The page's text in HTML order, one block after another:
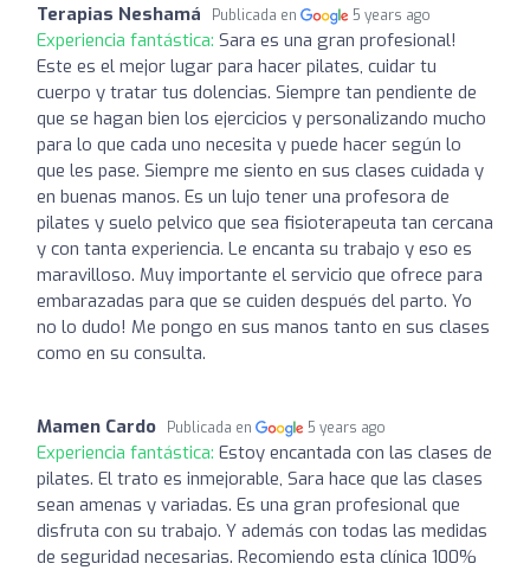
Terapias Neshamá Publicada en 5 years ago
Experiencia fantástica: Sara es una gran profesional!
Este es el mejor lugar para hacer pilates, cuidar tu
cuerpo y tratar tus dolencias. Siempre tan pendiente de
que se hagan bien los ejercicios y personalizando mucho
para lo que cada uno necesita y puede hacer según lo
que les pase. Siempre me siento en sus clases cuidada y
en buenas manos. Es un lujo tener una profesora de
pilates y suelo pelvico que sea fisioterapeuta tan cercana
y con tanta experiencia. Le encanta su trabajo y eso es
maravilloso. Muy importante el servicio que ofrece para
embarazadas para que se cuiden después del parto. Yo
no lo dudo! Me pongo en sus manos tanto en sus clases
como en su consulta.
Mamen Cardo Publicada en 5 years ago
Experiencia fantástica: Estoy encantada con las clases de
pilates. El trato es inmejorable, Sara hace que las clases
sean amenas y variadas. Es una gran profesional que
disfruta con su trabajo. Y además con todas las medidas
de seguridad necesarias. Recomiendo esta clínica 100%